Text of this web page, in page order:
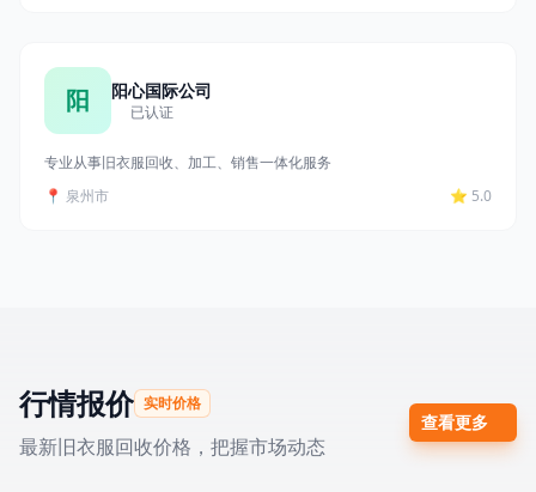
阳 阳心国际公司
已认证
专业从事旧衣服回收、加工、销售一体化服务
📍 泉州市
⭐ 5.0
行情报价 实时价格
最新旧衣服回收价格，把握市场动态
查看更多